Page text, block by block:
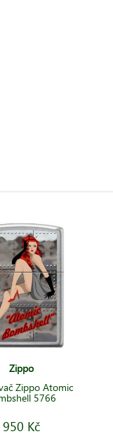
Zippo
Zippo Atomic
5766
950 Kč